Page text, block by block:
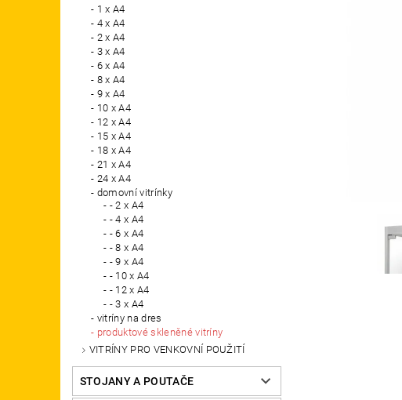
1 x A4
4 x A4
2 x A4
3 x A4
6 x A4
8 x A4
9 x A4
10 x A4
12 x A4
15 x A4
18 x A4
21 x A4
24 x A4
domovní vitrínky
- 2 x A4
- 4 x A4
- 6 x A4
- 8 x A4
- 9 x A4
- 10 x A4
- 12 x A4
- 3 x A4
vitríny na dres
produktové skleněné vitríny
VITRÍNY PRO VENKOVNÍ POUŽITÍ
STOJANY A POUTAČE